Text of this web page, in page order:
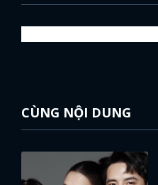
CÙNG NỘI DUNG